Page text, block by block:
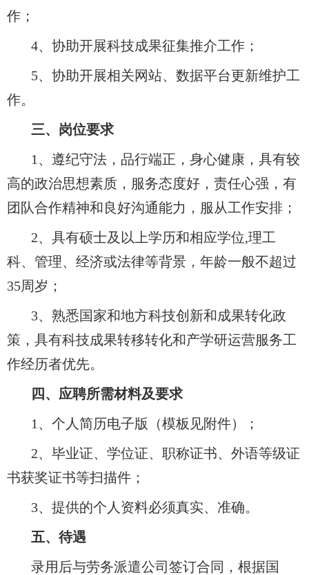
作；
4、 协助开展科技成果征集推介工作；
5、 协助开展相关网站、数据平台更新维护工
作。
三、岗位要求
1、遵纪守法，品行端正，身心健康，具有较
高的政治思想素质，服务态度好，责任心强，有
团队合作精神和良好沟通能力，服从工作安排；
2、具有硕士及以上学历和相应学位,理工
科、管理、经济或法律等背景，年龄一般不超过
35周岁；
3、熟悉国家和地方科技创新和成果转化政
策，具有科技成果转移转化和产学研运营服务工
作经历者优先。
四、应聘所需材料及要求
1、个人简历电子版（模板见附件）；
2、毕业证、学位证、职称证书、外语等级证
书获奖证书等扫描件；
3、提供的个人资料必须真实、准确。
五、待遇
录用后与劳务派遣公司签订合同，根据国